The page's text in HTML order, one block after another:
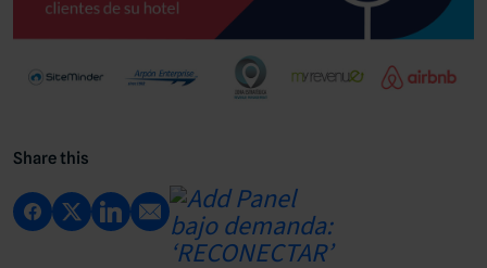
Share this